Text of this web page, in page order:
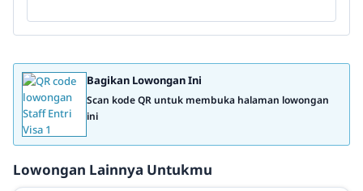
Bagikan Lowongan Ini
Scan kode QR untuk membuka halaman lowongan
ini
Lowongan Lainnya Untukmu